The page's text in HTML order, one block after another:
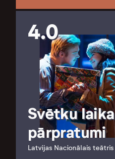
4.0
Svētku laika
pārpratumi
Latvijas Nacionālais teātris